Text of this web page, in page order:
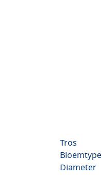
Tros
Bloemtype
Diameter